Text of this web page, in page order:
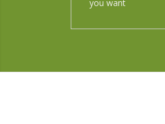
you want